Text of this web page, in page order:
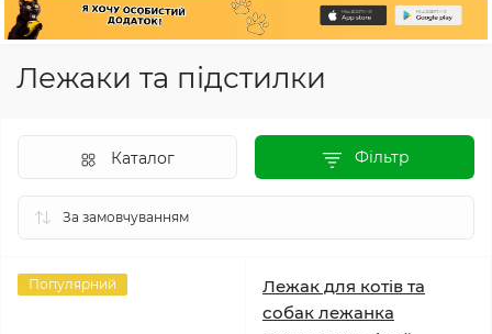
Лежаки та підстилки
Фільтр
Каталог
Популярний
Лежак для котів та
собак лежанка